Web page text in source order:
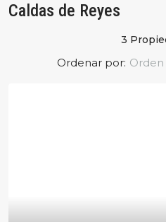
Caldas de Reyes
3
Ordenar por: